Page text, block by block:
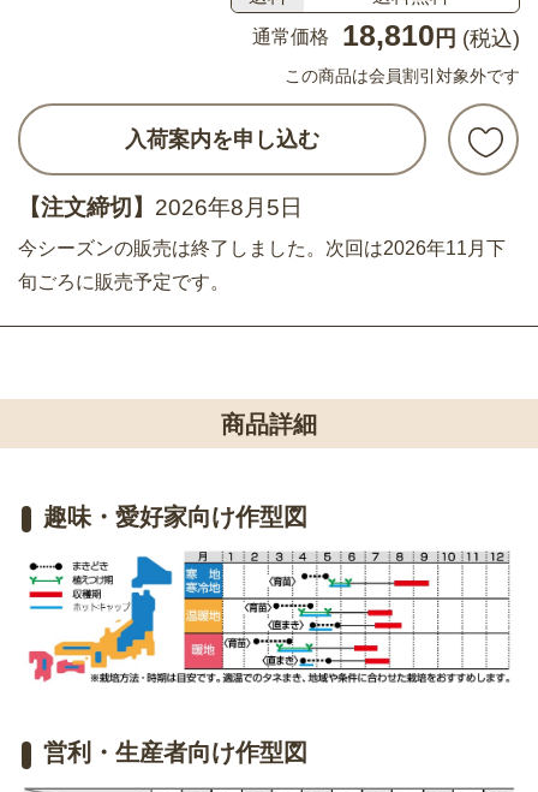
通常価格
18,810 円 (税込)
この商品は会員割引対象外です
入荷案内を申し込む
【注文締切】 2026年8月5日
今シーズンの販売は終了しました。次回は2026年11月下
旬ごろに販売予定です。
商品詳細
趣味・愛好家向け作型図
営利・生産者向け作型図